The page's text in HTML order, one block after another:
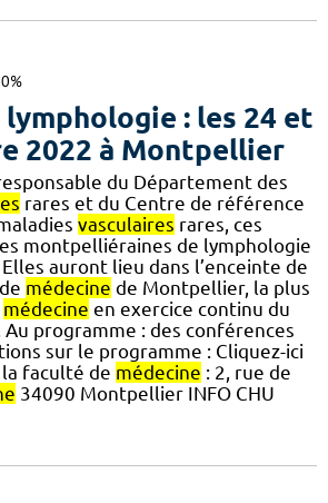
lymphologie : les 24 et
2022 à Montpellier
du Département des
rares et du Centre de référence
vasculaires rares, ces
montpelliéraines de lymphologie
auront lieu dans l’enceinte de
médecine de Montpellier, la plus
médecine en exercice continu du
programme : des conférences
sur le programme : Cliquez-ici
faculté de médecine : 2, rue de
34090 Montpellier INFO CHU